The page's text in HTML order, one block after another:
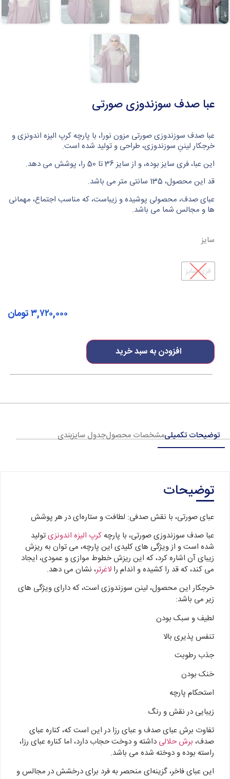
عبا صدف سوزندوزی صورتی
عبا صدف سوزندوزی صورتی مزون نورا، با پارچه کرپ الیزه اندونزی و
خرجکار لیننِ سوزندوزی، طراحی و تولید شده است.
این عبا، فری سایز بوده، و از سایز 36 تا 50 را، پوشش می دهد.
قد این محصول، 135 سانتی متر می باشد.
عبای صدف، محصولی پوشیده و زیباست، که مناسب اجتماع، مهمانی
ها و مجالس شما می باشد.
سایز
فری سایز
افزودن به سبد خرید
۳,۷۲۰,۰۰۰تومان
توضیحات تکمیلیمشخصات محصولجدول سایزبندی
توضیحات
عبای صورتی، با نقش صدفی: لطافت و ستاره‌ای در هر پوشش
عبا صدف سوزندوزی صورتی، با پارچه کرپ الیزه اندونزیتولید
شده است و از ویژگی های کلیدی این پارچه، می توان به ریزش
زیبای آن اشاره کرد، که این ریزش خطوط موازی و عمودی، ایجاد
می کند، که قد را کشیده و اندام را لاغرتر، نشان می دهد.
خرجکار این محصول، لینن سوزندوزی است، که دارای ویژگی های
زیر می باشد:
لطیف و سبک بودن
تنفس پذیری بالا
جذب رطوبت
خنک بودن
استحکام پارچه
زیبایی در نقش و رنگ
تفاوت برش عبای صدف و عبای رزا در این است که، کناره عبای
صدف، برش حلالی داشته و دوخت حجاب دارد، اما کناره عبای رزا،
راسته بوده و دوخته شده می باشد.
این عبای فاخر، گزینه‌ای منحصر به فرد برای درخشش در مجالس و